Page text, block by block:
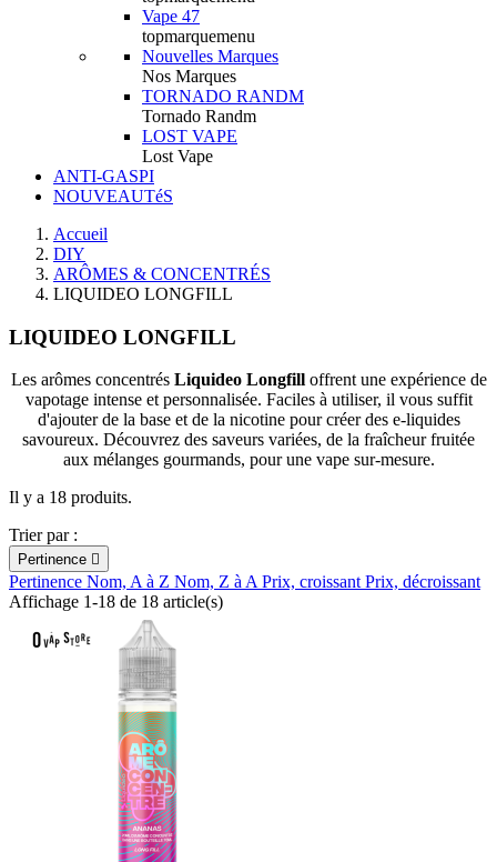
Vape 47
topmarquemenu
Nouvelles Marques
Nos Marques
TORNADO RANDM
Tornado Randm
LOST VAPE
Lost Vape
ANTI-GASPI
NOUVEAUTéS
Accueil
DIY
ARÔMES & CONCENTRÉS
LIQUIDEO LONGFILL
LIQUIDEO LONGFILL
Les arômes concentrés Liquideo Longfilloffrent une expérience de
vapotage intense et personnalisée. Faciles à utiliser, il vous suffit
d'ajouter de la base et de la nicotine pour créer des e-liquides
savoureux. Découvrez des saveurs variées, de la fraîcheur fruitée
aux mélanges gourmands, pour une vape sur-mesure.
Il y a 18 produits.
Trier par :
Pertinence 
Pertinence Nom, A à Z Nom, Z à APrix, croissantPrix, décroissant
Affichage 1-18 de 18 article(s)